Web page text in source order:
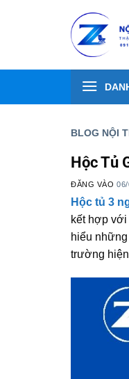
BLOG NỘI
Hộc Tủ
ĐĂNG VÀO
Hộc tủ 3
kết hợp
hiểu
trường